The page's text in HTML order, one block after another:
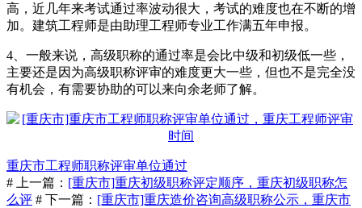
高，近几年来考试通过率波动很大，考试的难度也在不断的增
加。建筑工程师是由助理工程师专业工作满五年申报。
4、一般来说，高级职称的通过率是会比中级和初级低一些，
主要还是因为高级职称评审的难度更大一些，但也不是完全没
有机会，有需要协助的可以来向余老师了解。
重庆市工程师职称评审单位通过
# 上一篇： [重庆市]重庆初级职称评定顺序，重庆初级职称怎
么评 # 下一篇： [重庆市]重庆造价咨询高级职称公示，重庆市